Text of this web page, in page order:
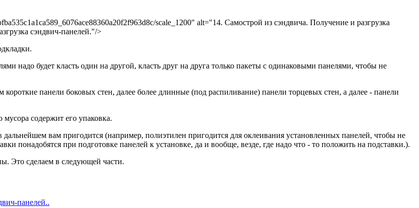
scale_1200" alt="14. Самострой из сэндвича. Получение и разгрузка
сэндвич-панелей."/>
надо будет класть один на другой, класть друг на друга только пакеты с одинаковыми панелями, чтобы не
короткие панели боковых стен, далее более длинные (под распиливание) панели торцевых стен, а далее - панели
содержит его упаковка.
дальнейшем вам пригодится (например, полиэтилен пригодится для оклеивания установленных панелей, чтобы не
понадобятся при подготовке панелей к установке, да и вообще, везде, где надо что - то положить на подставки.).
Это сделаем в следующей части.
панелей..